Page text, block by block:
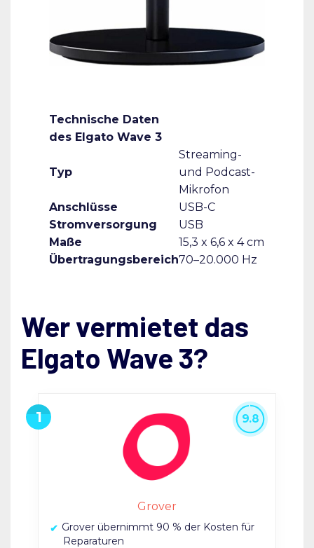
Technische Daten
des Elgato Wave 3
Typ
Streaming-
und Podcast-
Mikrofon
Anschlüsse
USB-C
Stromversorgung
USB
Maße
15,3 x 6,6 x 4 cm
Übertragungsbereich70–20.000 Hz
Wer vermietet das
Elgato Wave 3?
Grover
Grover übernimmt 90 % der Kosten für
Reparaturen
9.8